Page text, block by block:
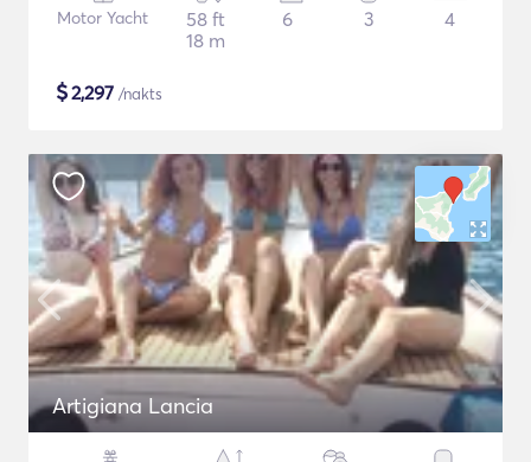
Motor Yacht
58 ft
18 m
6 3 4
$2,297 /nakts
Artigiana Lancia